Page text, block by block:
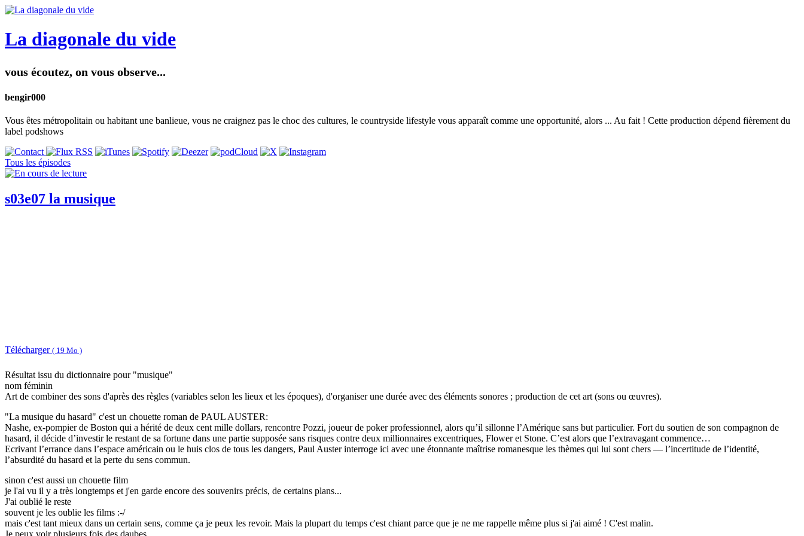
La diagonale du vide
vous écoutez, on vous observe...
bengir000
Vous êtes métropolitain ou habitant une banlieue, vous ne craignez pas le choc des cultures, le countryside lifestyle vous apparaît comme une opportunité, alors ... Au fait ! Cette production dépend fièrement du
label podshows
Tous les épisodes
s03e07 la musique
Télécharger ( 19 Mo )
Résultat issu du dictionnaire pour "musique"
nom féminin
Art de combiner des sons d'après des règles (variables selon les lieux et les époques), d'organiser une durée avec des éléments sonores ; production de cet art (sons ou œuvres).
"La musique du hasard" c'est un chouette roman de PAUL AUSTER:
Nashe, ex-pompier de Boston qui a hérité de deux cent mille dollars, rencontre Pozzi, joueur de poker professionnel, alors qu’il sillonne l’Amérique sans but particulier. Fort du soutien de son compagnon de
hasard, il décide d’investir le restant de sa fortune dans une partie supposée sans risques contre deux millionnaires excentriques, Flower et Stone. C’est alors que l’extravagant commence…
Ecrivant l’errance dans l’espace américain ou le huis clos de tous les dangers, Paul Auster interroge ici avec une étonnante maîtrise romanesque les thèmes qui lui sont chers — l’incertitude de l’identité,
l’absurdité du hasard et la perte du sens commun.
sinon c'est aussi un chouette film
je l'ai vu il y a très longtemps et j'en garde encore des souvenirs précis, de certains plans...
J'ai oublié le reste
souvent je les oublie les films :-/
mais c'est tant mieux dans un certain sens, comme ça je peux les revoir. Mais la plupart du temps c'est chiant parce que je ne me rappelle même plus si j'ai aimé ! C'est malin.